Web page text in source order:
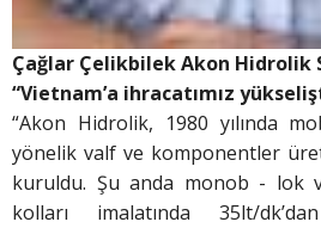
Çağlar ÇelikbilekAkon Hidrolik
“Vietnam’a ihracatımız
“Akon Hidrolik, 1980 yılında
yönelik valf ve komponentler
kuruldu. Şu anda monob - lok
kolları imalatında 35lt/